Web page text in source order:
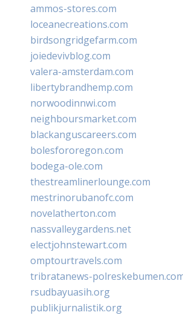
ammos-stores.com
loceanecreations.com
birdsongridgefarm.com
joiedevivblog.com
valera-amsterdam.com
libertybrandhemp.com
norwoodinnwi.com
neighboursmarket.com
blackanguscareers.com
bolesfororegon.com
bodega-ole.com
thestreamlinerlounge.com
mestrinorubanofc.com
novelatherton.com
nassvalleygardens.net
electjohnstewart.com
omptourtravels.com
tribratanews-
rsudbayuasih.org
publikjurnalistik.org